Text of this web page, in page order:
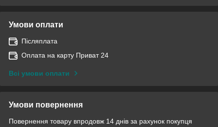
Умови оплати
Післяплата
Оплата на карту Приват 24
Всі умови оплати
Умови повернення
Повернення товару впродовж 14 днів за рахунок покупця